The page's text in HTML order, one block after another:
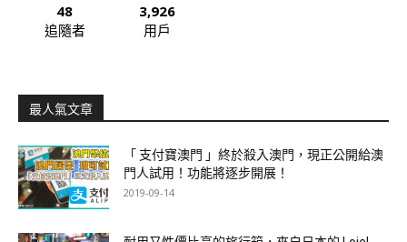
48
追隨者
3,926
用戶
最人氣文章
「 支付寶澳門 」終於殺入澳門，現正公開給澳
門人試用！功能將逐步開展！
2019-09-14